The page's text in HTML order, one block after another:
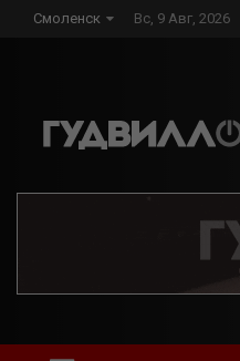
Смоленск Вс, 9 Авг, 2026